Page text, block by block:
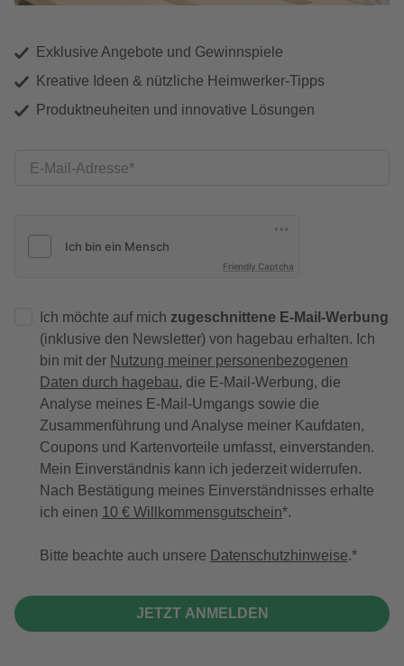
Exklusive Angebote und Gewinnspiele
Kreative Ideen & nützliche Heimwerker-Tipps
Produktneuheiten und innovative Lösungen
E-Mail-Adresse
Friendly Captcha
Ich möchte auf mich zugeschnittene E-Mail-Werbung
(inklusive den Newsletter) von hagebau erhalten. Ich
bin mit der Nutzung meiner personenbezogenen
Daten durch hagebau, die E-Mail-Werbung, die
Analyse meines E-Mail-Umgangs sowie die
Zusammenführung und Analyse meiner Kaufdaten,
Coupons und Kartenvorteile umfasst, einverstanden.
Mein Einverständnis kann ich jederzeit widerrufen.
Nach Bestätigung meines Einverständnisses erhalte
ich einen 10 € Willkommensgutschein*.
Bitte beachte auch unsere Datenschutzhinweise.
JETZT ANMELDEN